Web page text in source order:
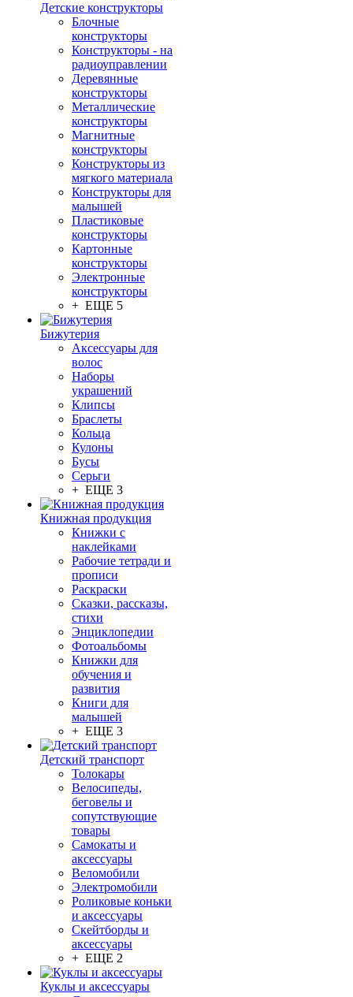
Детские конструкторы
Блочные
конструкторы
Конструкторы - на
радиоуправлении
Деревянные
конструкторы
Металлические
конструкторы
Магнитные
конструкторы
Конструкторы из
мягкого материала
Конструкторы для
малышей
Пластиковые
конструкторы
Картонные
конструкторы
Электронные
конструкторы
+ ЕЩЕ 5
Бижутерия
Аксессуары для
волос
Наборы
украшений
Клипсы
Браслеты
Кольца
Кулоны
Бусы
Серьги
+ ЕЩЕ 3
Книжная продукция
Книжки с
наклейками
Рабочие тетради и
прописи
Раскраски
Сказки, рассказы,
стихи
Энциклопедии
Фотоальбомы
Книжки для
обучения и
развития
Книги для
малышей
+ ЕЩЕ 3
Детский транспорт
Толокары
Велосипеды,
беговелы и
сопутствующие
товары
Самокаты и
аксессуары
Веломобили
Электромобили
Роликовые коньки
и аксессуары
Скейтборды и
аксессуары
+ ЕЩЕ 2
Куклы и аксессуары